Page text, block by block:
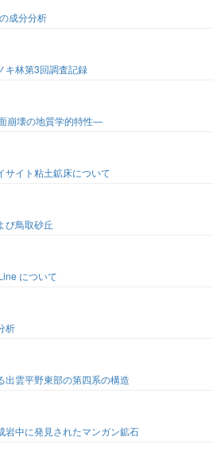
成分分析
キ林第3回調査記録
崩壊の地質学的特性―
サイト粘土鉱床について
び鳥取砂丘
について
析
出雲平野東部の第四系の構造
岩中に発見されたマンガン鉱石